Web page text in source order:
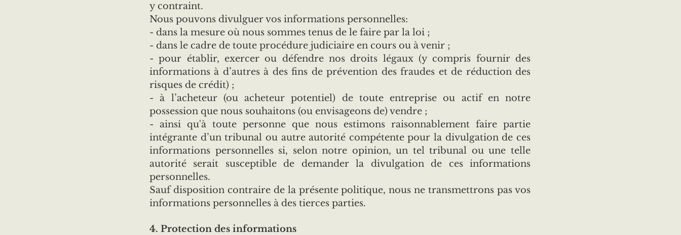
y contraint.
Nous pouvons divulguer vos informations personnelles:
- dans la mesure où nous sommes tenus de le faire par la loi ;
- dans le cadre de toute procédure judiciaire en cours ou à venir ;
- pour établir, exercer ou défendre nos droits légaux (y compris fournir des
informations à d’autres à des fins de prévention des fraudes et de réduction des
risques de crédit) ;
- à l’acheteur (ou acheteur potentiel) de toute entreprise ou actif en notre
possession que nous souhaitons (ou envisageons de) vendre ;
- ainsi qu'à toute personne que nous estimons raisonnablement faire partie
intégrante d’un tribunal ou autre autorité compétente pour la divulgation de ces
informations personnelles si, selon notre opinion, un tel tribunal ou une telle
autorité serait susceptible de demander la divulgation de ces informations
personnelles.
Sauf disposition contraire de la présente politique, nous ne transmettrons pas vos
informations personnelles à des tierces parties.
4. Protection des informations